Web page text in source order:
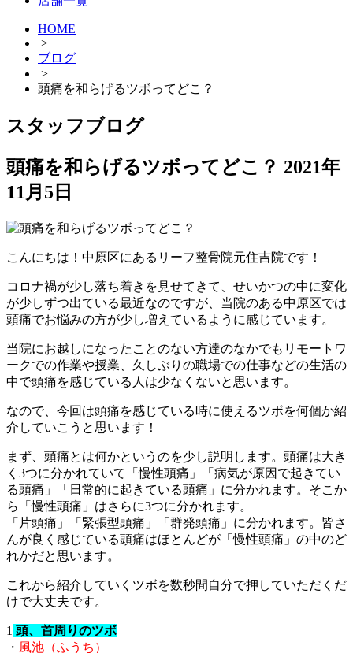
HOME
>
ブログ
>
頭痛を和らげるツボってどこ？
スタッフブログ
頭痛を和らげるツボってどこ？ 2021年
11月5日
こんにちは！中原区にあるリーフ整骨院元住吉院です！
コロナ禍が少し落ち着きを見せてきて、せいかつの中に変化
が少しずつ出ている最近なのですが、当院のある中原区では
頭痛でお悩みの方が少し増えているように感じています。
当院にお越しになったことのない方達のなかでもリモートワ
ークでの作業や授業、久しぶりの職場での仕事などの生活の
中で頭痛を感じている人は少なくないと思います。
なので、今回は頭痛を感じている時に使えるツボを何個か紹
介していこうと思います！
まず、頭痛とは何かというのを少し説明します。頭痛は大き
く3つに分かれていて「慢性頭痛」「病気が原因で起きてい
る頭痛」「日常的に起きている頭痛」に分かれます。そこか
ら「慢性頭痛」はさらに3つに分かれます。
「片頭痛」「緊張型頭痛」「群発頭痛」に分かれます。皆さ
んが良く感じている頭痛はほとんどが「慢性頭痛」の中のど
れかだと思います。
これから紹介していくツボを数秒間自分で押していただくだ
けで大丈夫です。
1 頭、首周りのツボ
・ 風池（ふうち）